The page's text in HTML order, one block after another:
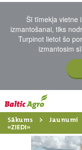
Šī tīmekļa vietne
izmantošanai, tiks
Turpinot lietot šo
izmantosim
Sākums Jaunumi
«ZIEDI»